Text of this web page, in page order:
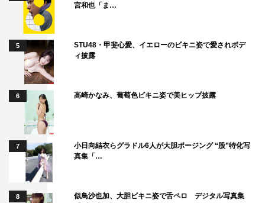
宮和也「ま…
5
STU48・甲斐心愛、イエローのビキニ姿で愛されボデ
ィ披露
6 高崎かなみ、葡萄色ビキニ姿で美ヒップ披露
7
小日向結衣らグラドル6人が大胆ポージング “股”特化写
真集「…
8
似鳥沙也加、大胆ビキニ姿で舌ペロ デジタル写真集